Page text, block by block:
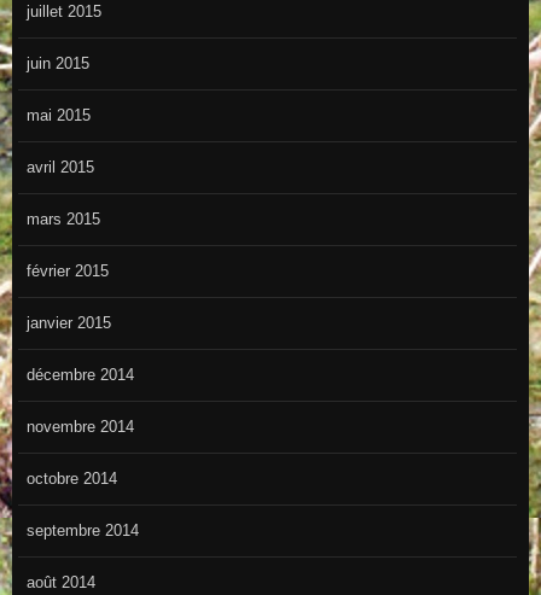
juillet 2015
juin 2015
mai 2015
avril 2015
mars 2015
février 2015
janvier 2015
décembre 2014
novembre 2014
octobre 2014
septembre 2014
août 2014